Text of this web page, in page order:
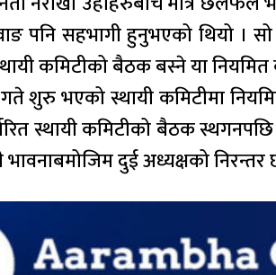
पनि सहभागी हुनुभएको थियो ।
कमिटीको बैठक बस्ने या
शुरु भएको स्थायी कमिटीमा
स्थायी कमिटीको बैठक
भावनाबमोजिम दुई अध्यक्षको